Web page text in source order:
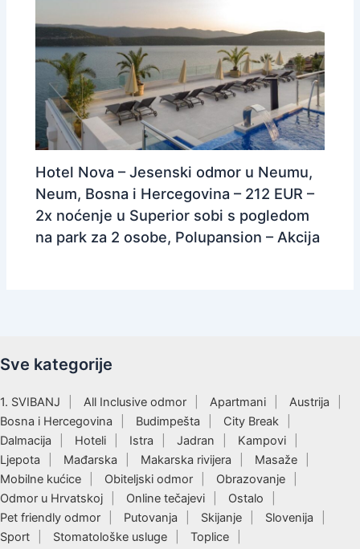
Hotel Nova – Jesenski odmor u Neumu,
Neum, Bosna i Hercegovina – 212 EUR –
2x noćenje u Superior sobi s pogledom
na park za 2 osobe, Polupansion – Akcija
Sve kategorije
1. SVIBANJ All Inclusive odmor Apartmani
Austrija
Bosna i Hercegovina
Budimpešta
City Break
Dalmacija
Hoteli Istra Jadran
Kampovi
Ljepota
Mađarska Makarska rivijera
Masaže
Mobilne kućice
Obiteljski odmor
Obrazovanje
Odmor u Hrvatskoj
Online tečajevi
Ostalo
Pet friendly odmor
Putovanja Skijanje
Slovenija
Sport
Stomatološke usluge Toplice